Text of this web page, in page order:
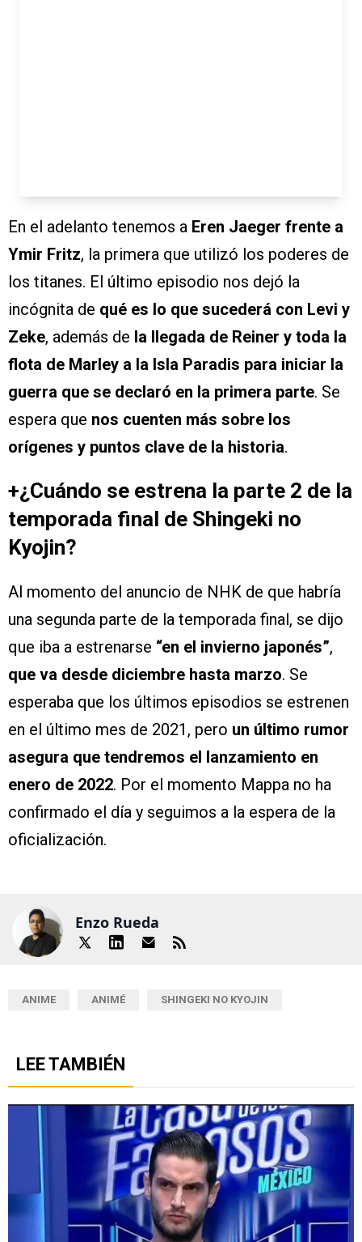
En el adelanto tenemos a Eren Jaeger frente a
Ymir Fritz, la primera que utilizó los poderes de
los titanes. El último episodio nos dejó la
incógnita de qué es lo que sucederá con Levi y
Zeke, además de la llegada de Reiner y toda la
flota de Marley a la Isla Paradis para iniciar la
guerra que se declaró en la primera parte. Se
espera que nos cuenten más sobre los
orígenes y puntos clave de la historia.
+¿Cuándo se estrena la parte 2 de la
temporada final de Shingeki no
Kyojin?
Al momento del anuncio de NHK de que habría
una segunda parte de la temporada final, se dijo
que iba a estrenarse “en el invierno japonés”,
que va desde diciembre hasta marzo. Se
esperaba que los últimos episodios se estrenen
en el último mes de 2021, pero un último rumor
asegura que tendremos el lanzamiento en
enero de 2022. Por el momento Mappa no ha
confirmado el día y seguimos a la espera de la
oficialización.
Enzo Rueda
ANIME ANIMÉ SHINGEKI NO KYOJIN
LEE TAMBIÉN